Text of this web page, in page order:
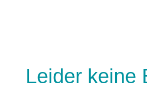
Leider keine